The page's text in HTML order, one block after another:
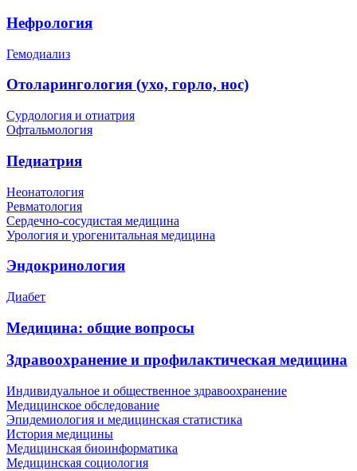
Нефрология
Гемодиализ
Отоларингология (ухо, горло, нос)
Сурдология и отиатрия
Офтальмология
Педиатрия
Неонатология
Ревматология
Сердечно-сосудистая медицина
Урология и урогенитальная медицина
Эндокринология
Диабет
Медицина: общие вопросы
Здравоохранение и профилактическая медицина
Индивидуальное и общественное здравоохранение
Медицинское обследование
Эпидемиология и медицинская статистика
История медицины
Медицинская биоинформатика
Медицинская социология